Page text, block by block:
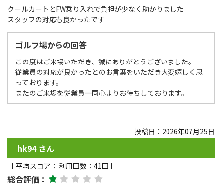
クールカートとFW乗り入れで負担が少なく助かりました
スタッフの対応も良かったです
ゴルフ場からの回答
この度はご来場いただき、誠にありがとうございました。
従業員の対応が良かったとのお言葉をいただき大変嬉しく思
っております。
またのご来場を従業員一同心よりお待ちしております。
hk94 さん
［ 平均スコア： 利用回数：41回 ］
投稿日：2026年07月25日
総合評価：